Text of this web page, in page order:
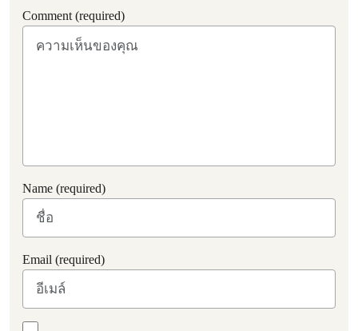
Comment (required)
Name (required)
Email (required)